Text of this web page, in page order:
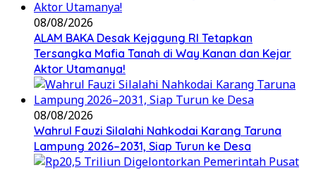
08/08/2026
ALAM BAKA Desak Kejagung RI Tetapkan
Tersangka Mafia Tanah di Way Kanan dan Kejar
Aktor Utamanya!
08/08/2026
Wahrul Fauzi Silalahi Nahkodai Karang Taruna
Lampung 2026–2031, Siap Turun ke Desa